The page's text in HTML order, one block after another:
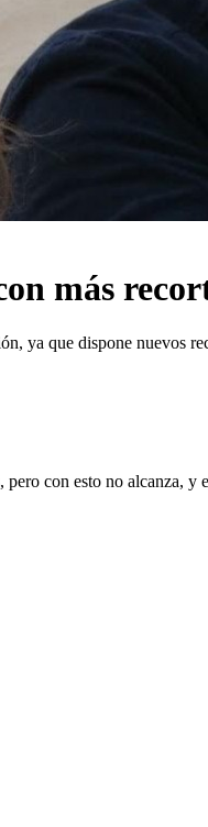
más
ya que dispone nuevos
con esto no alcanza, y